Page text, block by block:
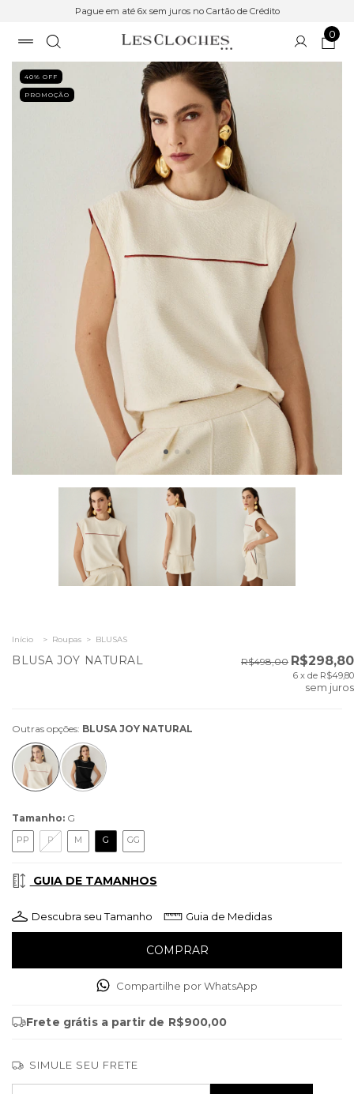
Pague em até 6x sem juros no Cartão de Crédito
0
40% OFF
PROMOÇÃO
Início > Roupas > BLUSAS
BLUSA JOY NATURAL R$498,00 R$298,80
6 x de R$49,80
sem juros
Outras opções: BLUSA JOY NATURAL
Tamanho: G
PP P M G GG
GUIA DE TAMANHOS
Descubra seu Tamanho Guia de Medidas
Compartilhe por WhatsApp
Frete grátis a partir de R$900,00
SIMULE SEU FRETE
Entregas para o CEP:
ALTERAR CEP